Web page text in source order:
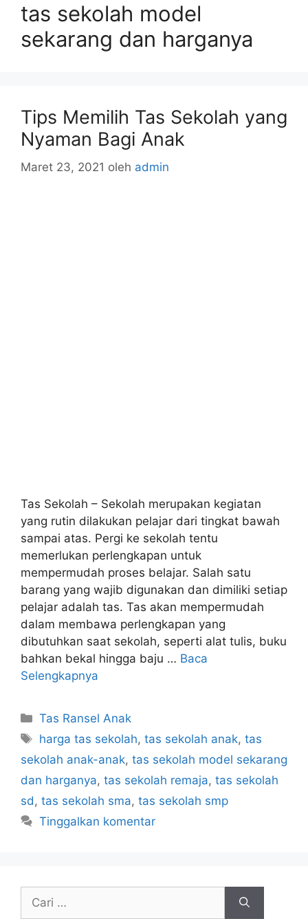
tas sekolah model
sekarang dan harganya
Tips Memilih Tas Sekolah yang
Nyaman Bagi Anak
Maret 23, 2021 oleh admin
Tas Sekolah – Sekolah merupakan kegiatan
yang rutin dilakukan pelajar dari tingkat bawah
sampai atas. Pergi ke sekolah tentu
memerlukan perlengkapan untuk
mempermudah proses belajar. Salah satu
barang yang wajib digunakan dan dimiliki setiap
pelajar adalah tas. Tas akan mempermudah
dalam membawa perlengkapan yang
dibutuhkan saat sekolah, seperti alat tulis, buku
bahkan bekal hingga baju … Baca
Selengkapnya
Kategori
Tas Ransel Anak
Tag
harga tas sekolah,tas sekolah anak,tas
sekolah anak-anak, tas sekolah model sekarang
dan harganya, tas sekolah remaja, tas sekolah
sd , tas sekolah sma, tas sekolah smp
Tinggalkan komentar
untuk: